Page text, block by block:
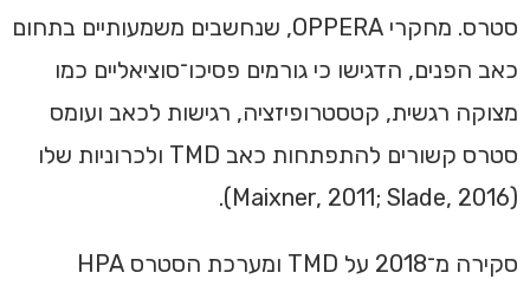
סטרס. מחקרי OPPERA, שנחשבים משמעותיים בתחום
כאב הפנים, הדגישו כי גורמים פסיכו־סוציאליים כמו
מצוקה רגשית, קטסטרופיזציה, רגישות לכאב ועומס
סטרס קשורים להתפתחות כאב TMD ולכרוניות שלו
(Maixner, 2011; Slade, 2016).
סקירה מ־2018 על TMD ומערכת הסטרס HPA